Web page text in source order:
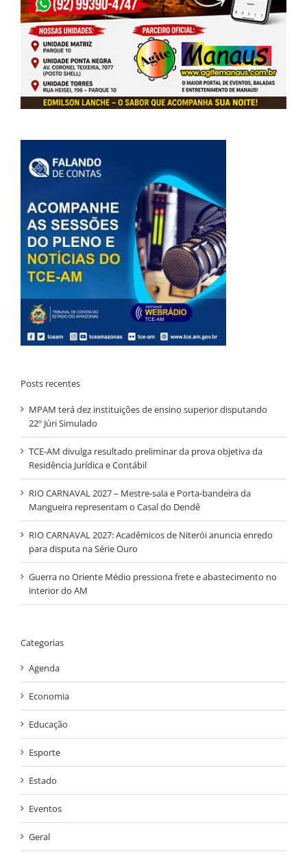
Posts recentes
MPAM terá dez instituições de ensino superior disputando
22º Júri Simulado
TCE-AM divulga resultado preliminar da prova objetiva da
Residência Jurídica e Contábil
RIO CARNAVAL 2027 – Mestre-sala e Porta-bandeira da
Mangueira representam o Casal do Dendê
RIO CARNAVAL 2027: Acadêmicos de Niterói anuncia enredo
para disputa na Série Ouro
Guerra no Oriente Médio pressiona frete e abastecimento no
interior do AM
Categorias
Agenda
Economia
Educação
Esporte
Estado
Eventos
Geral